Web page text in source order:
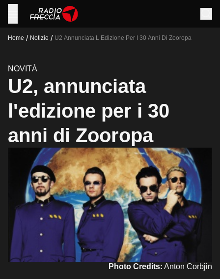
Home / Notizie / U2 Annunciata L Edizione Per I 30 Anni Di Zooropa
NOVITÀ
U2, annunciata
l'edizione per i 30
anni di Zooropa
Photo Credits: Anton Corbjin